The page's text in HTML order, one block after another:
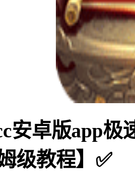
安卓版app
级教程】✅